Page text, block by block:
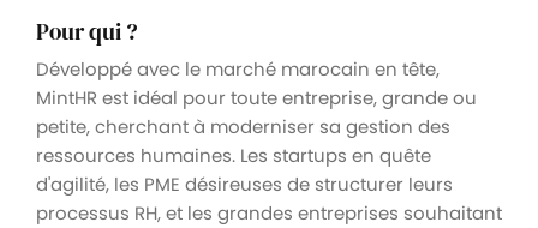
Pour qui ?
Développé avec le marché marocain en tête,
MintHR est idéal pour toute entreprise, grande ou
petite, cherchant à moderniser sa gestion des
ressources humaines. Les startups en quête
d'agilité, les PME désireuses de structurer leurs
processus RH, et les grandes entreprises souhaitant